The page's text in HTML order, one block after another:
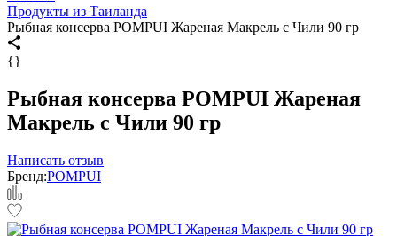
Продукты из Таиланда
Рыбная консерва POMPUI Жареная Макрель с Чили 90 гр
{}
Рыбная консерва POMPUI Жареная
Макрель с Чили 90 гр
Написать отзыв
Бренд:POMPUI